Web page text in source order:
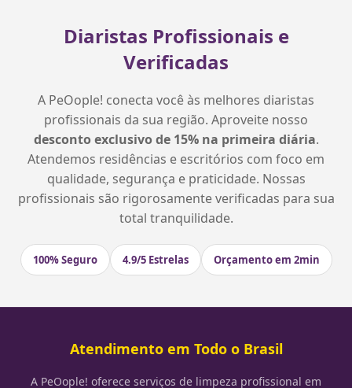
Diaristas Profissionais e
Verificadas
A PeOople! conecta você às melhores diaristas
profissionais da sua região. Aproveite nosso
desconto exclusivo de 15% na primeira diária.
Atendemos residências e escritórios com foco em
qualidade, segurança e praticidade. Nossas
profissionais são rigorosamente verificadas para sua
total tranquilidade.
100% Seguro 4.9/5 Estrelas Orçamento em 2min
Atendimento em Todo o Brasil
A PeOople! oferece serviços de limpeza profissional em